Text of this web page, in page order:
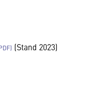
(Stand 2023)